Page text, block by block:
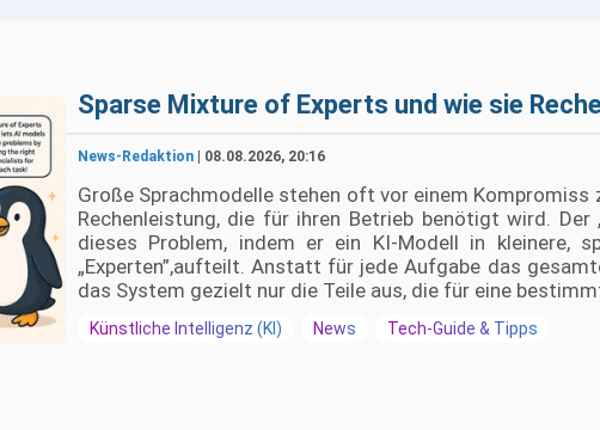
Sparse Mixture of Experts und wie sie
News-Redaktion| 08.08.2026, 20:16
Große Sprachmodelle stehen oft vor einem
Rechenleistung, die für ihren Betrieb benötigt wird.
dieses Problem, indem er ein KI-Modell in kleinere,
„Experten”,aufteilt. Anstatt für jede Aufgabe das
das System gezielt nur die Teile aus, die für eine
Künstliche Intelligenz (KI) News Tech-Guide & Tipps